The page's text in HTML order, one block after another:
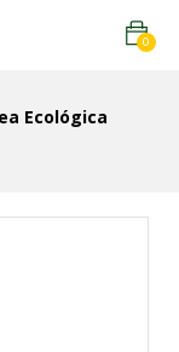
0
Ecológica